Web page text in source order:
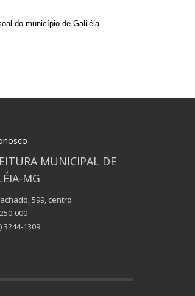
do município de Galiléia.
MUNICIPAL DE
MG
599, centro
000
3244-1309